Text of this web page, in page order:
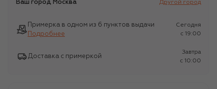
Ваш город Москва Другой город
Примерка в одном из 6 пунктов выдачи
Подробнее
Сегодня
c 19:00
Доставка с примеркой
Завтра
c 10:00